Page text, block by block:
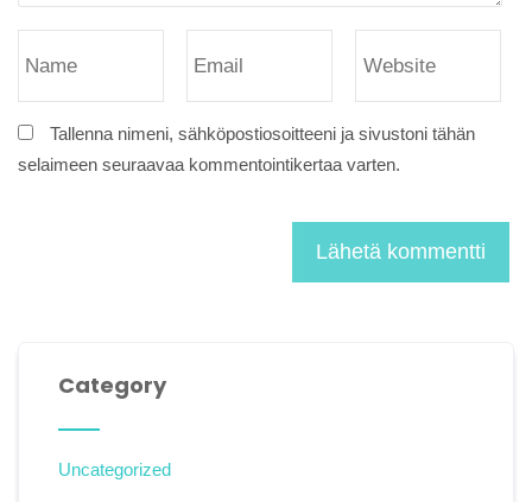
Tallenna nimeni, sähköpostiosoitteeni ja sivustoni tähän
selaimeen seuraavaa kommentointikertaa varten.
Category
Uncategorized